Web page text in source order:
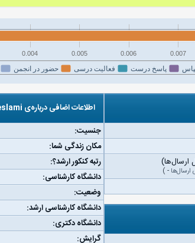
پاسخ درست فعالیت درسی حضور در انجمن
0.004 0.005 0.006 0.007
ارسال‌ها -
)
اطلاعات اضافی درباره‌ی a.sharifeslami
جنسیت:
مکان زندگی شما:
رتبه کنکور ارشد؟:
دانشگاه کارشناسی:
وضعیت:
دانشگاه کارشناسی ارشد:
دانشگاه دکتری:
گرایش: